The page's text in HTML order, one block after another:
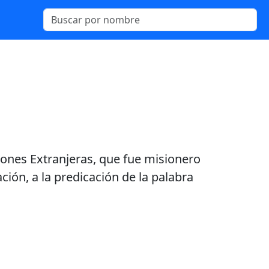
Extranjeras, que fue misionero
a la predicación de la palabra